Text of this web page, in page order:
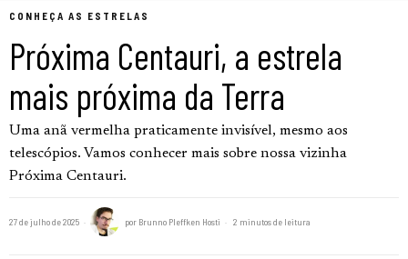
CONHEÇA AS ESTRELAS
Próxima Centauri, a estrela
mais próxima da Terra
Uma anã vermelha praticamente invisível, mesmo aos
telescópios. Vamos conhecer mais sobre nossa vizinha
Próxima Centauri.
27 de julho de 2025 por Brunno Pleffken Hosti 2 minutos de leitura